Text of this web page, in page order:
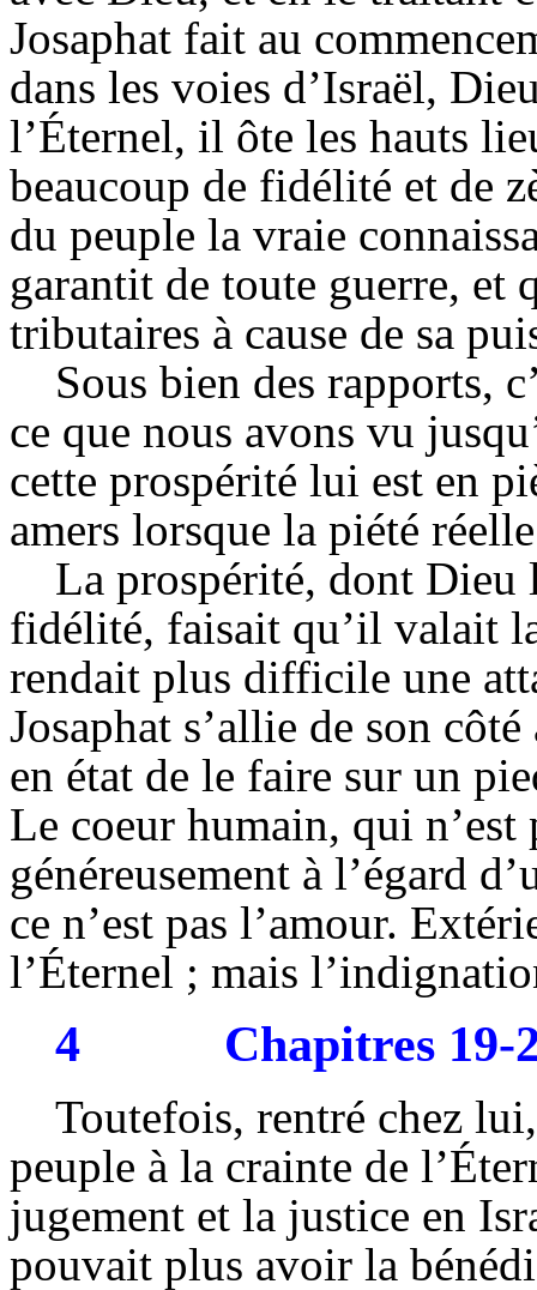
Josaphat fait au
dans les voies d’Israël,
l’Éternel, il ôte les hauts
beaucoup de fidélité et de
du peuple la vraie
garantit de toute guerre, et
tributaires à cause de sa
Sous bien des rapports,
ce que nous avons vu
cette prospérité lui est en
amers lorsque la piété
La prospérité, dont Dieu
fidélité, faisait qu’il valait
rendait plus difficile une
Josaphat s’allie de son
en état de le faire sur un
Le coeur humain, qui
généreusement à l’égard
ce n’est pas l’amour.
l’Éternel ; mais
4 Chapitres 19-
Toutefois, rentré chez
peuple à la crainte de
jugement et la justice en
pouvait plus avoir la